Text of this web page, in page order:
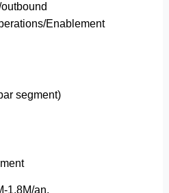
outbound
Enablement
segment)
1,8M/an.